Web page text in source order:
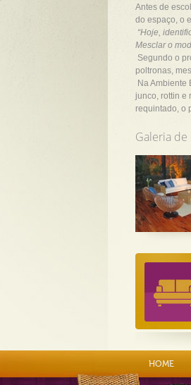
Antes de
do espaço, o
“Hoje,
Mesclar o
Segundo o
poltronas,
Na Ambiente
junco, rottin e
requintado, o
Galeria de
HOME